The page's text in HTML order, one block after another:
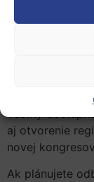
Jozef
Prof.
Všetky
aj otvorenie
novej
Ak plánujete